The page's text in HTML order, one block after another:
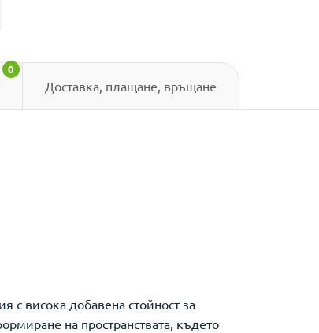
0
Доставка, плащане, връщане
с висока добавена стойност за
на пространствата, където